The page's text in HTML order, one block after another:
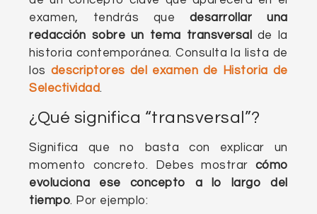
examen, tendrás que desarrollar una
redacción sobre un tema transversal
de la
historia contemporánea. Consulta la lista de
los descriptores del examen de Historia de
Selectividad.
¿Qué significa “transversal”?
Significa que no basta con explicar un
momento concreto. Debes mostrar cómo
evoluciona ese concepto a lo largo del
tiempo. Por ejemplo: